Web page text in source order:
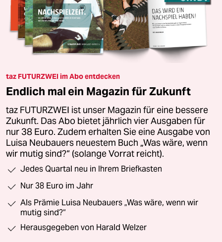
taz FUTURZWEI im Abo entdecken
Endlich mal ein Magazin für Zukunft
taz FUTURZWEI ist unser Magazin für eine bessere
Zukunft. Das Abo bietet jährlich vier Ausgaben für
nur 38 Euro. Zudem erhalten Sie eine Ausgabe von
Luisa Neubauers neuestem Buch „Was wäre, wenn
wir mutig sind?“ (solange Vorrat reicht).
Jedes Quartal neu in Ihrem Briefkasten
Nur 38 Euro im Jahr
Als Prämie Luisa Neubauers „Was wäre, wenn wir
mutig sind?“
Herausgegeben von Harald Welzer